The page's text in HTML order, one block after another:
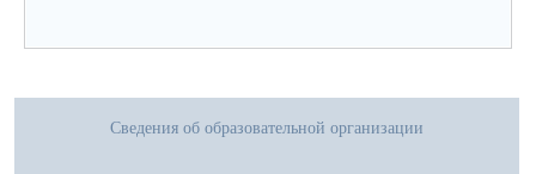
Сведения об образовательной организации